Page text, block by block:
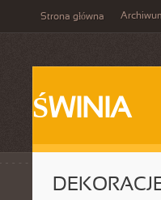
Strona główna
ŚWINIA